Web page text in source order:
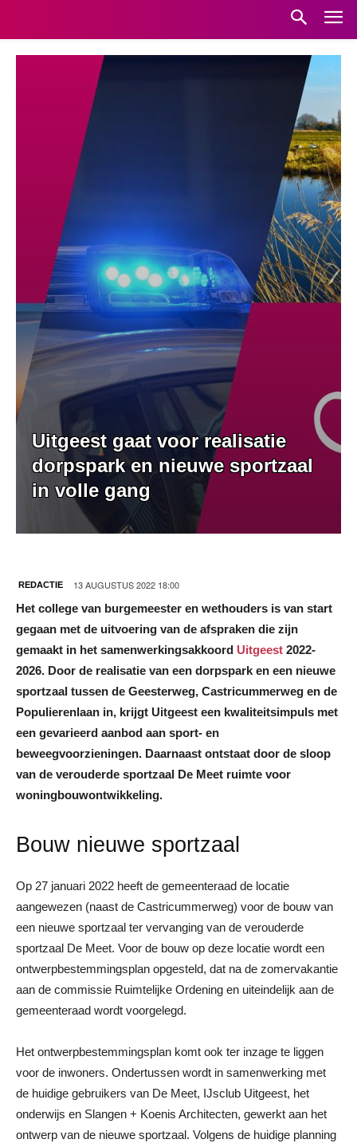
Uitgeest gaat voor realisatie
dorpspark en nieuwe sportzaal
in volle gang
REDACTIE 13 AUGUSTUS 2022 18:00
Het college van burgemeester en wethouders is van start
gegaan met de uitvoering van de afspraken die zijn
gemaakt in het samenwerkingsakkoord Uitgeest 2022-
2026. Door de realisatie van een dorpspark en een nieuwe
sportzaal tussen de Geesterweg, Castricummerweg en de
Populierenlaan in, krijgt Uitgeest een kwaliteitsimpuls met
een gevarieerd aanbod aan sport- en
beweegvoorzieningen. Daarnaast ontstaat door de sloop
van de verouderde sportzaal De Meet ruimte voor
woningbouwontwikkeling.
Bouw nieuwe sportzaal
Op 27 januari 2022 heeft de gemeenteraad de locatie
aangewezen (naast de Castricummerweg) voor de bouw van
een nieuwe sportzaal ter vervanging van de verouderde
sportzaal De Meet. Voor de bouw op deze locatie wordt een
ontwerpbestemmingsplan opgesteld, dat na de zomervakantie
aan de commissie Ruimtelijke Ordening en uiteindelijk aan de
gemeenteraad wordt voorgelegd.
Het ontwerpbestemmingsplan komt ook ter inzage te liggen
voor de inwoners. Ondertussen wordt in samenwerking met
de huidige gebruikers van De Meet, IJsclub Uitgeest, het
onderwijs en Slangen + Koenis Architecten, gewerkt aan het
ontwerp van de nieuwe sportzaal. Volgens de huidige planning